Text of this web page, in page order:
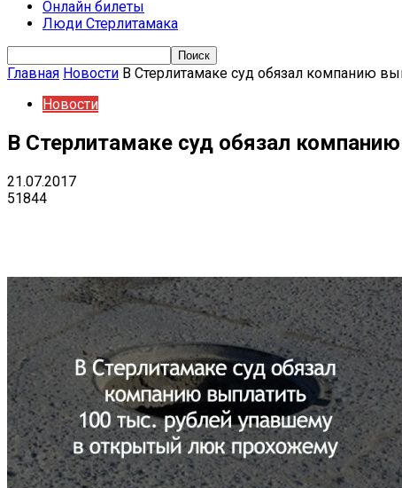
Онлайн билеты
Люди Стерлитамака
Главная Новости В Стерлитамаке суд обязал компанию
Новости
В Стерлитамаке суд обязал
21.07.2017
51844